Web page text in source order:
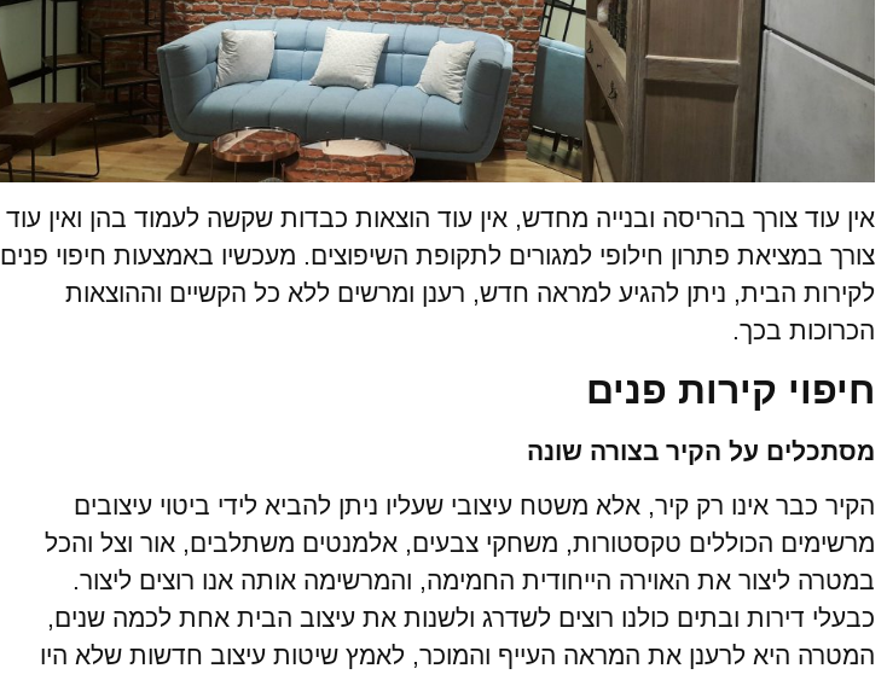
אין עוד צורך בהריסה ובנייה מחדש, אין עוד הוצאות כבדות שקשה לעמוד בהן ואין עוד
צורך במציאת פתרון חילופי למגורים לתקופת השיפוצים. מעכשיו באמצעות חיפוי פנים
לקירות הבית, ניתן להגיע למראה חדש, רענן ומרשים ללא כל הקשיים וההוצאות
הכרוכות בכך.
חיפוי קירות פנים
מסתכלים על הקיר בצורה שונה
הקיר כבר אינו רק קיר, אלא משטח עיצובי שעליו ניתן להביא לידי ביטוי עיצובים
מרשימים הכוללים טקסטורות, משחקי צבעים, אלמנטים משתלבים, אור וצל והכל
במטרה ליצור את האוירה הייחודית החמימה, והמרשימה אותה אנו רוצים ליצור.
כבעלי דירות ובתים כולנו רוצים לשדרג ולשנות את עיצוב הבית אחת לכמה שנים,
המטרה היא לרענן את המראה העייף והמוכר, לאמץ שיטות עיצוב חדשות שלא היו